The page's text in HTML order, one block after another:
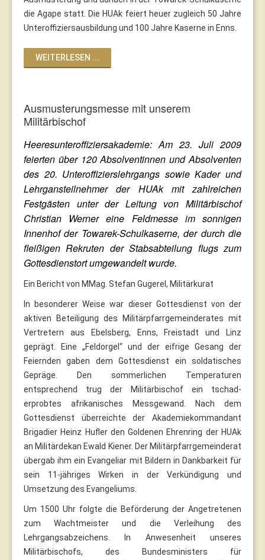
die Agape statt. Die HUAk feiert heuer zugleich 50 Jahre
Unteroffiziersausbildung und 100 Jahre Kaserne in Enns.
WEITERLESEN ...
Ausmusterungsmesse mit unserem
Militärbischof
Heeresunteroffiziersakademie: Am 23. Juli 2009
feierten über 120 Absolventinnen und Absolventen
des 20. Unteroffizierslehrgangs sowie Kader und
Lehrgansteilnehmer der HUAk mit zahlreichen
Festgästen unter der Leitung von Militärbischof
Christian Werner eine Feldmesse im sonnigen
Innenhof der Towarek-Schulkaserne, der durch die
fleißigen Rekruten der Stabsabteilung flugs zum
Gottesdienstort umgewandelt wurde.
Ein Bericht von MMag. Stefan Gugerel, Militärkurat
In besonderer Weise war dieser Gottesdienst von der
aktiven Beteiligung des Militärpfarrgemeinderates mit
Vertretern aus Ebelsberg, Enns, Freistadt und Linz
geprägt. Eine „Feldorgel“ und der eifrige Gesang der
Feiernden gaben dem Gottesdienst ein soldatisches
Gepräge. Den sommerlichen Temperaturen
entsprechend trug der Militärbischof ein tschad-
erprobtes afrikanisches Messgewand. Nach dem
Gottesdienst überreichte der Akademiekommandant
Brigadier Heinz Hufler den Goldenen Ehrenring der HUAk
an Militärdekan Ewald Kiener. Der Militärpfarrgemeinderat
übergab ihm ein Evangeliar mit Bildern in Dankbarkeit für
sein 11-jähriges Wirken in der Verkündigung und
Umsetzung des Evangeliums.
Um 1500 Uhr folgte die Beförderung der Angetretenen
zum Wachtmeister und die Verleihung des
Lehrgangsabzeichens. In Anwesenheit unseres
Militärbischofs, des Bundesministers für